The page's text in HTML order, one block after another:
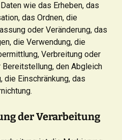
wie das Erheben, das
das Ordnen, die
oder Veränderung, das
die Verwendung, die
Verbreitung oder
Bereitstellung, den Abgleich
die Einschränkung, das
der Verarbeitung